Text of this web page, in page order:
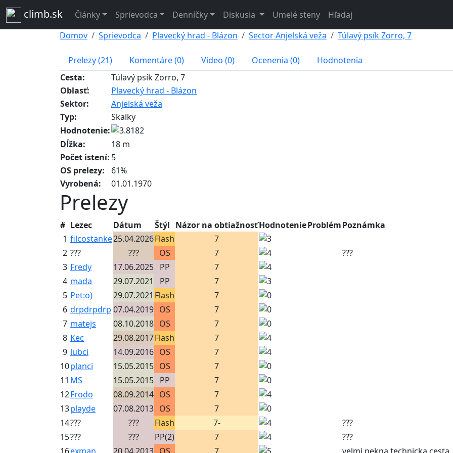
climb.sk Články Sprievodca Denníčky Diskusia Umelé steny Hľadaj
Domov
Sprievodca Plavecký hrad - Blázon Sector Anjelská veža Túlavý psík Zorro, 7
Prelezy (21) Komentáre (0) Video (0) Ocenenia (0)
Hodnotenia
Cesta:
Túlavý psík Zorro, 7
Oblasť:
Plavecký hrad - Blázon
Sektor:
Anjelská veža
Typ:
Skalky
Hodnotenie:
Dĺžka:
18 m
Počet istení: 5
OS prelezy:
61%
Vyrobená:
01.01.1970
Prelezy
# Lezec Dátum Štýl Názor na obtiažnosťHodnotenieProblémPoznámka
1 filcostanke25.04.2026Flash
7
2 ??? ??? OS 7
???
3 Fredy 17.06.2025 PP
7
4 mada 29.07.2021 PP
7
5 Pet:o) 29.07.2021 Flash
7
6 drpdrpdrp 07.04.2019 OS
7
7 matejs 08.10.2018 OS
7
8 Kec 29.08.2017Flash
7
9 lubci 14.09.2016 OS
7
10planci 15.05.2015 OS
7
11 MS 15.05.2015 PP
7
12Frodo 08.09.2014 OS
7
13playde 07.08.2013 OS
7
14??? ??? Flash 7-
???
15??? ??? PP(2) 7
???